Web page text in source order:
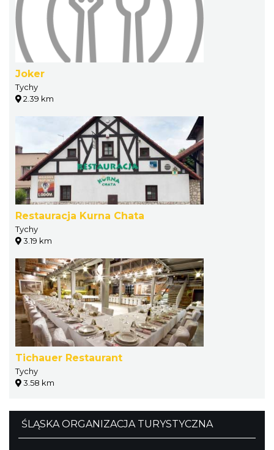
Joker
Tychy
2.39 km
Restauracja Kurna Chata
Tychy
3.19 km
Tichauer Restaurant
Tychy
3.58 km
ŚLĄSKA ORGANIZACJA TURYSTYCZNA